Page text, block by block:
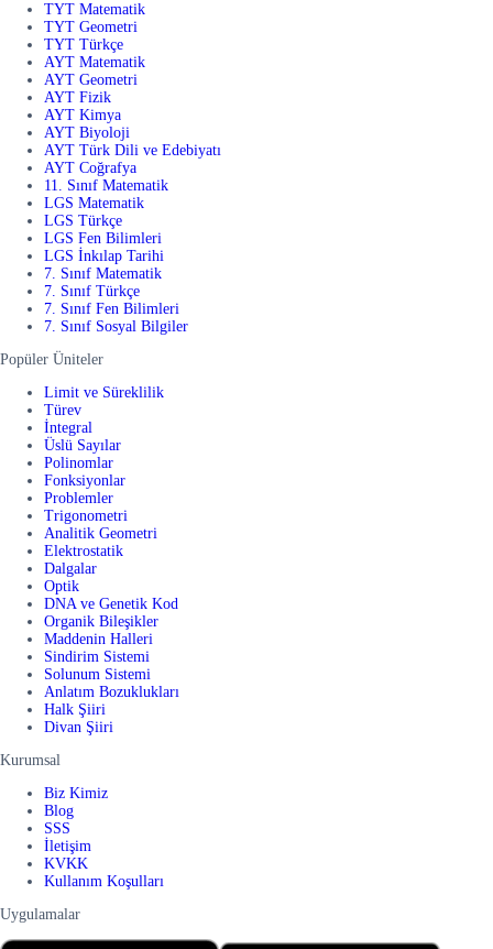
TYT Matematik
TYT Geometri
TYT Türkçe
AYT Matematik
AYT Geometri
AYT Fizik
AYT Kimya
AYT Biyoloji
AYT Türk Dili ve Edebiyatı
AYT Coğrafya
11. Sınıf Matematik
LGS Matematik
LGS Türkçe
LGS Fen Bilimleri
LGS İnkılap Tarihi
7. Sınıf Matematik
7. Sınıf Türkçe
7. Sınıf Fen Bilimleri
7. Sınıf Sosyal Bilgiler
Popüler Üniteler
Limit ve Süreklilik
Türev
İntegral
Üslü Sayılar
Polinomlar
Fonksiyonlar
Problemler
Trigonometri
Analitik Geometri
Elektrostatik
Dalgalar
Optik
DNA ve Genetik Kod
Organik Bileşikler
Maddenin Halleri
Sindirim Sistemi
Solunum Sistemi
Anlatım Bozuklukları
Halk Şiiri
Divan Şiiri
Kurumsal
Biz Kimiz
Blog
SSS
İletişim
KVKK
Kullanım Koşulları
Uygulamalar